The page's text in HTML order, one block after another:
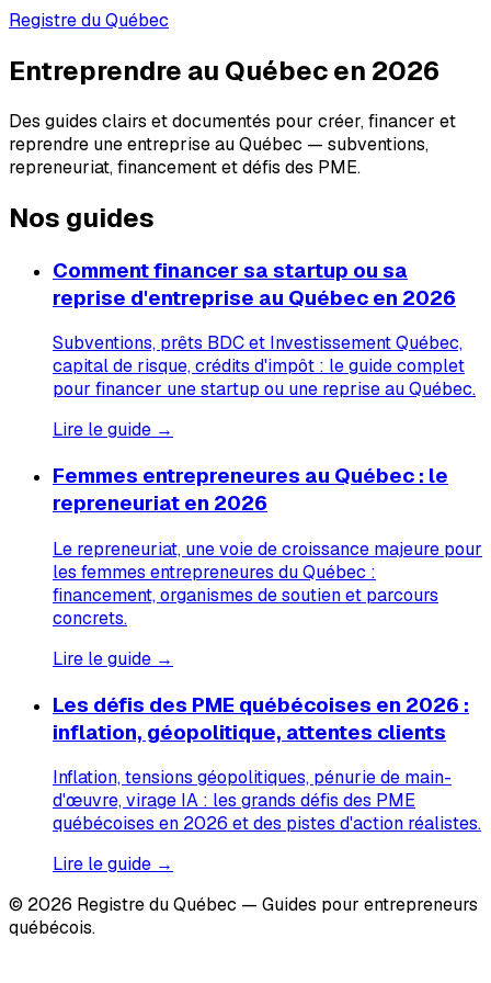
Registre du Québec
Entreprendre au Québec en 2026
Des guides clairs et documentés pour créer, financer et
reprendre une entreprise au Québec — subventions,
repreneuriat, financement et défis des PME.
Nos guides
Comment financer sa startup ou sa
reprise d'entreprise au Québec en 2026
Subventions, prêts BDC et Investissement Québec,
capital de risque, crédits d'impôt : le guide complet
pour financer une startup ou une reprise au Québec.
Lire le guide →
Femmes entrepreneures au Québec : le
repreneuriat en 2026
Le repreneuriat, une voie de croissance majeure pour
les femmes entrepreneures du Québec :
financement, organismes de soutien et parcours
concrets.
Lire le guide →
Les défis des PME québécoises en 2026 :
inflation, géopolitique, attentes clients
Inflation, tensions géopolitiques, pénurie de main-
d'œuvre, virage IA : les grands défis des PME
québécoises en 2026 et des pistes d'action réalistes.
Lire le guide →
© 2026 Registre du Québec — Guides pour entrepreneurs
québécois.